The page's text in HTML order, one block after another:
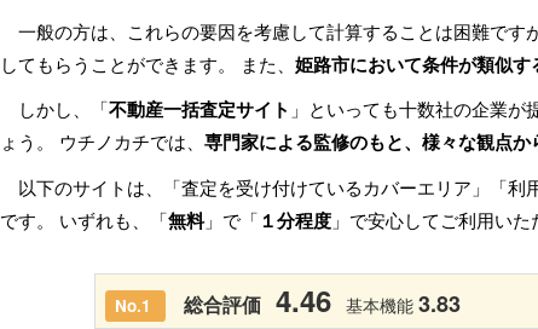
一般の方は、これらの要因を考慮して計算することは困難です
してもらうことができます。 また、 姫路市において条件が類似
しかし、「不動産一括査定サイト 」といっても十数社の企業
ょう。 ウチノカチでは、 専門家による監修のもと、様々な観点
以下のサイトは、「査定を受け付けているカバーエリア」「
です。 いずれも、「無料」で「 １分程度 」で安心してご利用いた